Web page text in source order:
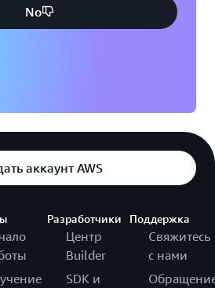
No
аккаунт AWS
Разработчики
Центр
Builder
SDK и
Поддержка
Свяжитесь
с нами